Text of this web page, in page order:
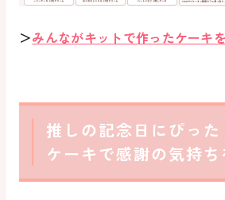
＞みんながキットで作ったケーキ
推しの記念日にぴった
ケーキで感謝の気持ち